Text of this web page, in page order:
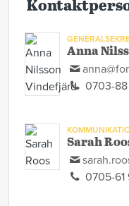
Anna
0703-
Sarah
0705-61